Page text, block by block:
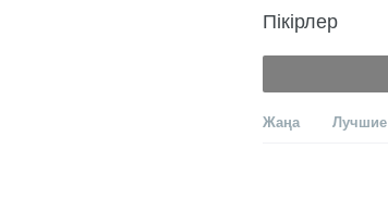
Пікірлер
Жаңа Лучшие